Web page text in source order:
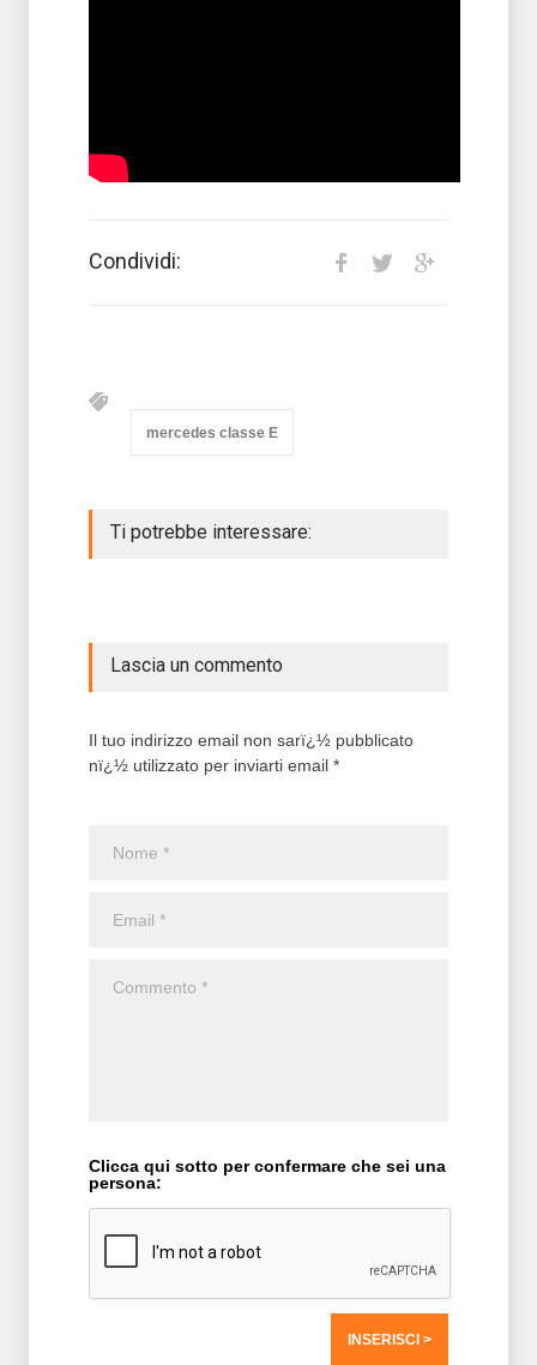
Condividi:
mercedes classe E
Ti potrebbe interessare:
Lascia un commento
Il tuo indirizzo email non sarï¿½ pubblicato
nï¿½ utilizzato per inviarti email *
Clicca qui sotto per confermare che sei una
persona: